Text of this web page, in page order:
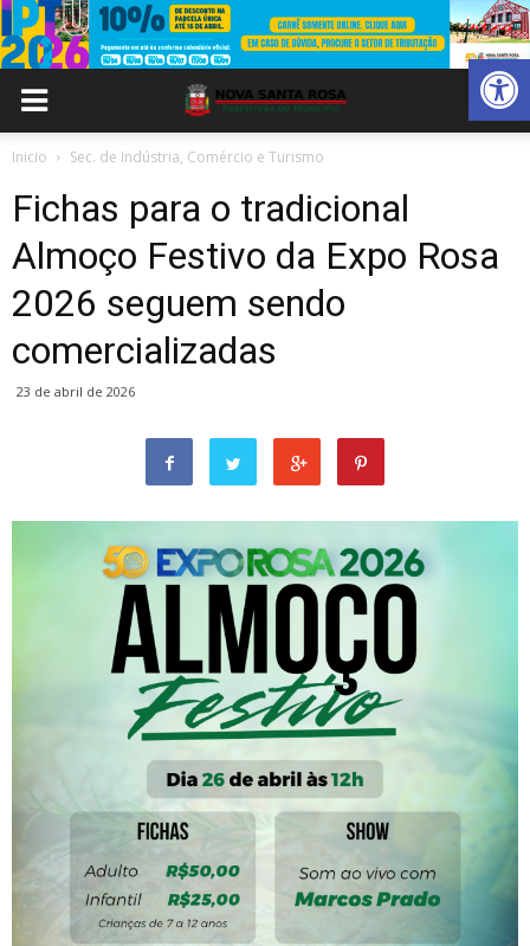
Abrir
Inicio Sec. de Indústria, Comércio e Turismo
Fichas para o tradicional
Almoço Festivo da Expo Rosa
2026 seguem sendo
comercializadas
23 de abril de 2026